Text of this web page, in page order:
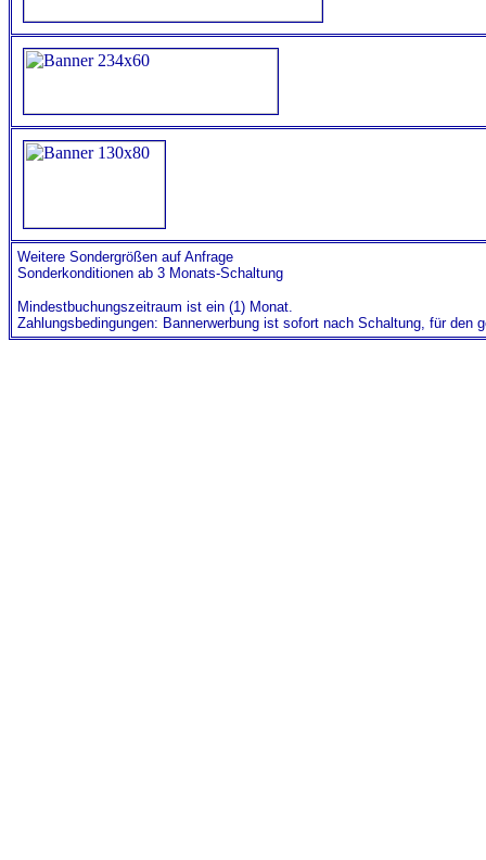
Weitere Sondergrößen auf Anfrage
Sonderkonditionen ab 3 Monats-Schaltung
Mindestbuchungszeitraum ist ein (1) Monat.
Zahlungsbedingungen: Bannerwerbung ist sofort nach Schaltung, für